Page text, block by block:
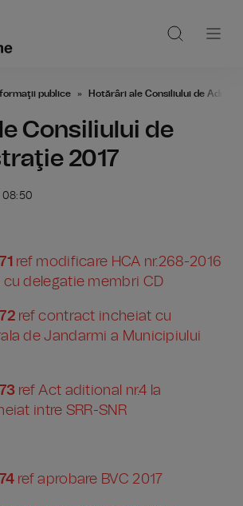
publice Hotărâri ale Consiliului de
Consiliului de
2017
08:50
ref modificare HCA nr.268-2016
delegatie membri CD
ref contract incheiat cu
de Jandarmi a Municipiului
ref Act aditional nr.4 la
intre SRR-SNR
ref aprobare BVC 2017